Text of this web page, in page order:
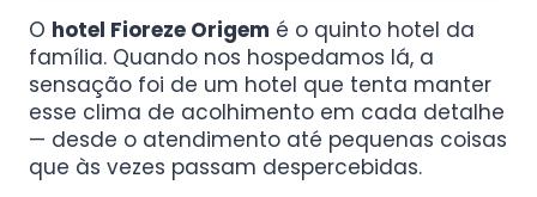
O hotel Fioreze Origem é o quinto hotel da
família. Quando nos hospedamos lá, a
sensação foi de um hotel que tenta manter
esse clima de acolhimento em cada detalhe
— desde o atendimento até pequenas coisas
que às vezes passam despercebidas.